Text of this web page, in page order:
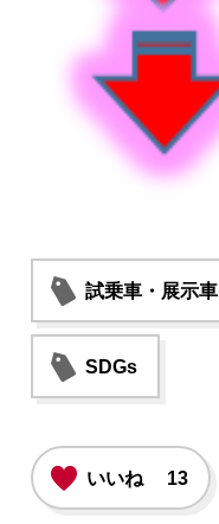
試乗車・展示車
SDGs
いいね 13